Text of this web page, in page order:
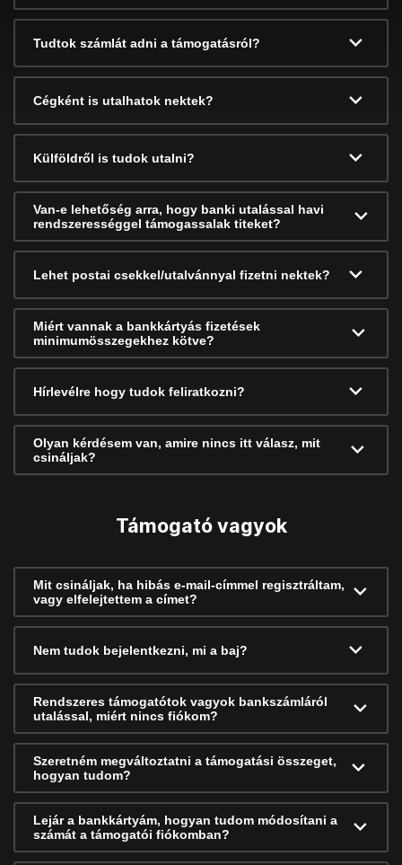
Tudtok számlát adni a támogatásról?
Cégként is utalhatok nektek?
Külföldről is tudok utalni?
Van-e lehetőség arra, hogy banki utalással havi
rendszerességgel támogassalak titeket?
Lehet postai csekkel/utalvánnyal fizetni nektek?
Miért vannak a bankkártyás fizetések
minimumösszegekhez kötve?
Hírlevélre hogy tudok feliratkozni?
Olyan kérdésem van, amire nincs itt válasz, mit
csináljak?
Támogató vagyok
Mit csináljak, ha hibás e-mail-címmel regisztráltam,
vagy elfelejtettem a címet?
Nem tudok bejelentkezni, mi a baj?
Rendszeres támogatótok vagyok bankszámláról
utalással, miért nincs fiókom?
Szeretném megváltoztatni a támogatási összeget,
hogyan tudom?
Lejár a bankkártyám, hogyan tudom módosítani a
számát a támogatói fiókomban?